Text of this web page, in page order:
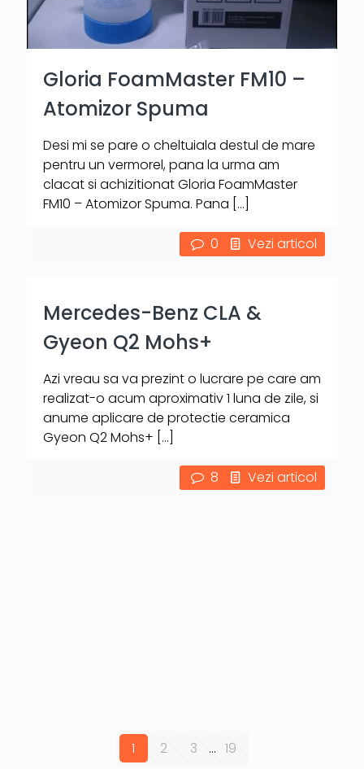
Gloria FoamMaster FM10 –
Atomizor Spuma
Desi mi se pare o cheltuiala destul de mare
pentru un vermorel, pana la urma am
clacat si achizitionat Gloria FoamMaster
FM10 – Atomizor Spuma. Pana […]
0 Vezi articol
Mercedes-Benz CLA &
Gyeon Q2 Mohs+
Azi vreau sa va prezint o lucrare pe care am
realizat-o acum aproximativ 1 luna de zile, si
anume aplicare de protectie ceramica
Gyeon Q2 Mohs+ […]
8 Vezi articol
1 2 3 ... 19